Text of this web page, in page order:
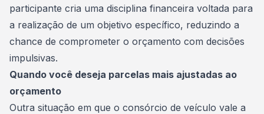
participante cria uma disciplina financeira voltada para
a realização de um objetivo específico, reduzindo a
chance de comprometer o orçamento com decisões
impulsivas.
Quando você deseja parcelas mais ajustadas ao
orçamento
Outra situação em que o consórcio de veículo vale a